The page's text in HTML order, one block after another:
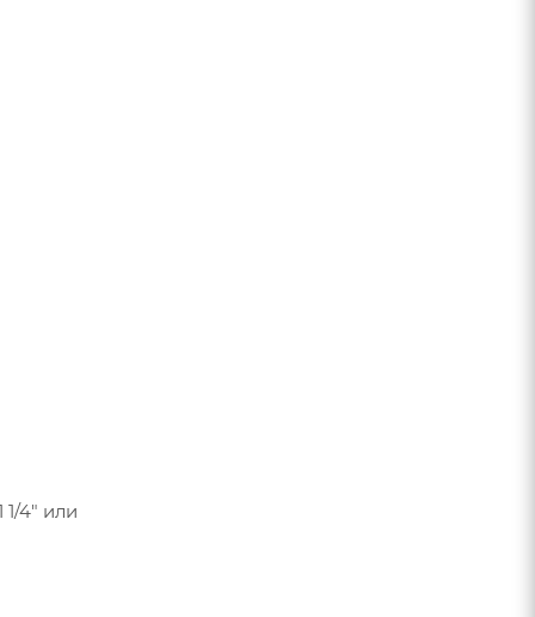
4" или